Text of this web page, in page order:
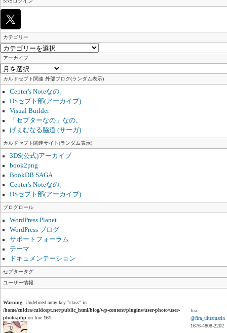
カテゴリー
カ
テ
ゴ
リ
ー
アーカイブ
ア
ー
カ
イ
ブ
カルドセプト関連 外部ブログ(ランダム表示)
Cepter's Noteなの。
DSセプト部(アーカイブ)
Visual Builder
「セプターなの」なの。
げぇむなる脇道 (サーガ)
カルドセプト関連サイト(ランダム表示)
3DS(公式)アーカイブ
book2png
BookDB SAGA
Cepter's Noteなの。
DSセプト部(アーカイブ)
ブログロール
WordPress Planet
WordPress ブログ
サポートフォーラム
テーマ
ドキュメンテーション
セプタータグ
ユーザー情報
Warning: Undefined array key "class" in
/home/culdra/culdcept.net/public_html/blog/wp-content/plugins/user-photo/user-
photo.php on line 161
fira
@fira_ultramarin
1676-4808-2202